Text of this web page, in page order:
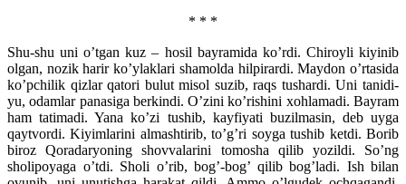
* * *
Shu-shu uni o’tgan kuz – hosil bayramida ko’rdi. Chiroyli kiyinib
olgan, nozik harir ko’ylaklari shamolda hilpirardi. Maydon o’rtasida
ko’pchilik qizlar qatori bulut misol suzib, raqs tushardi. Uni tanidi-
yu, odamlar panasiga berkindi. O’zini ko’rishini xohlamadi. Bayram
ham tatimadi. Yana ko’zi tushib, kayfiyati buzilmasin, deb uyga
qaytvordi. Kiyimlarini almashtirib, to’g’ri soyga tushib ketdi. Borib
biroz Qoradaryoning shovvalarini tomosha qilib yozildi. So’ng
sholipoyaga o’tdi. Sholi o’rib, bog’-bog’ qilib bog’ladi. Ish bilan